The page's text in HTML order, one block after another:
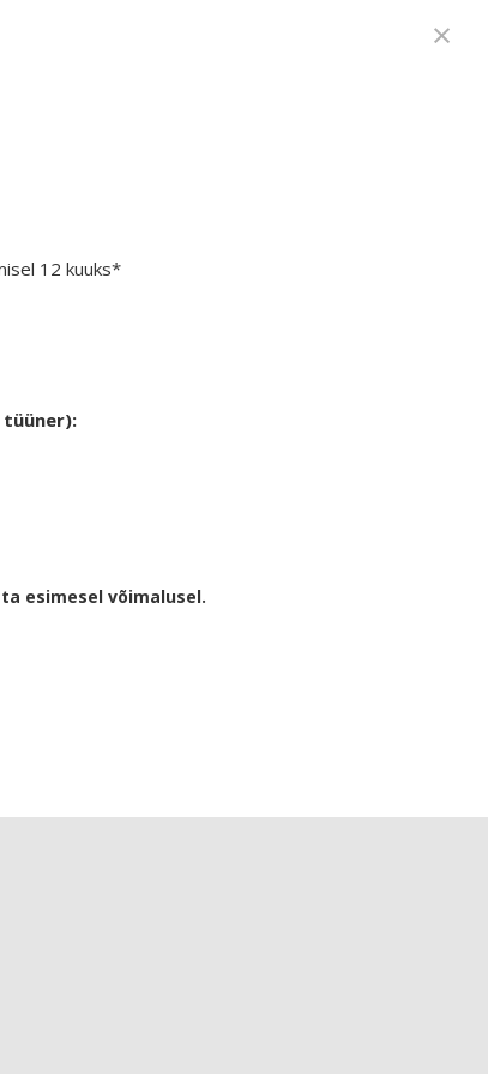
×
12 kuuks*
tüüner)​:
esimesel võimalusel.​